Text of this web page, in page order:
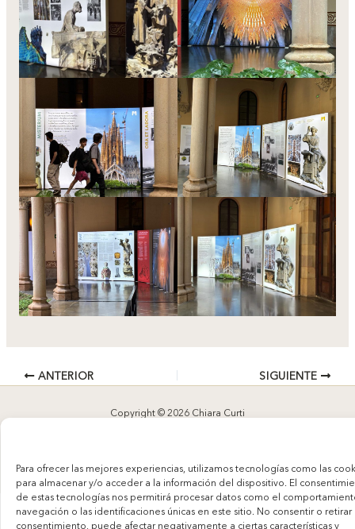
Para ofrecer las mejores experiencias, utilizamos tecnologías como las
para almacenar y/o acceder a la información del dispositivo. El
de estas tecnologías nos permitirá procesar datos como el
navegación o las identificaciones únicas en este sitio. No consentir o retirar
consentimiento, puede afectar negativamente a ciertas características y
ANTERIOR SIGUIENTE
Copyright © 2026 Chiara Curti